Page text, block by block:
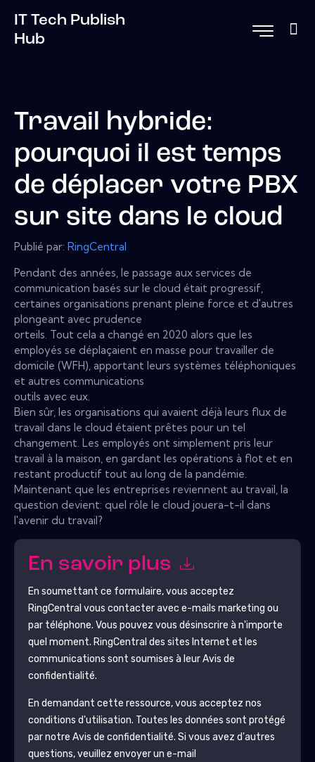
IT Tech Publish
Hub
Travail hybride:
pourquoi il est temps
de déplacer votre PBX
sur site dans le cloud
Publié par: RingCentral
Pendant des années, le passage aux services de
communication basés sur le cloud était progressif,
certaines organisations prenant pleine force et d'autres
plongeant avec prudence
orteils. Tout cela a changé en 2020 alors que les
employés se déplaçaient en masse pour travailler de
domicile (WFH), apportant leurs systèmes téléphoniques
et autres communications
outils avec eux.
Bien sûr, les organisations qui avaient déjà leurs flux de
travail dans le cloud étaient prêtes pour un tel
changement. Les employés ont simplement pris leur
travail à la maison, en gardant les opérations à flot et en
restant productif tout au long de la pandémie.
Maintenant que les entreprises reviennent au travail, la
question devient: quel rôle le cloud jouera-t-il dans
l'avenir du travail?
En savoir plus
En soumettant ce formulaire, vous acceptez
RingCentral vous contacter avec e-mails marketing ou
par téléphone. Vous pouvez vous désinscrire à n'importe
quel moment. RingCentral des sites Internet et les
communications sont soumises à leur Avis de
confidentialité.
En demandant cette ressource, vous acceptez nos
conditions d'utilisation. Toutes les données sont protégé
par notre Avis de confidentialité. Si vous avez d'autres
questions, veuillez envoyer un e-mail